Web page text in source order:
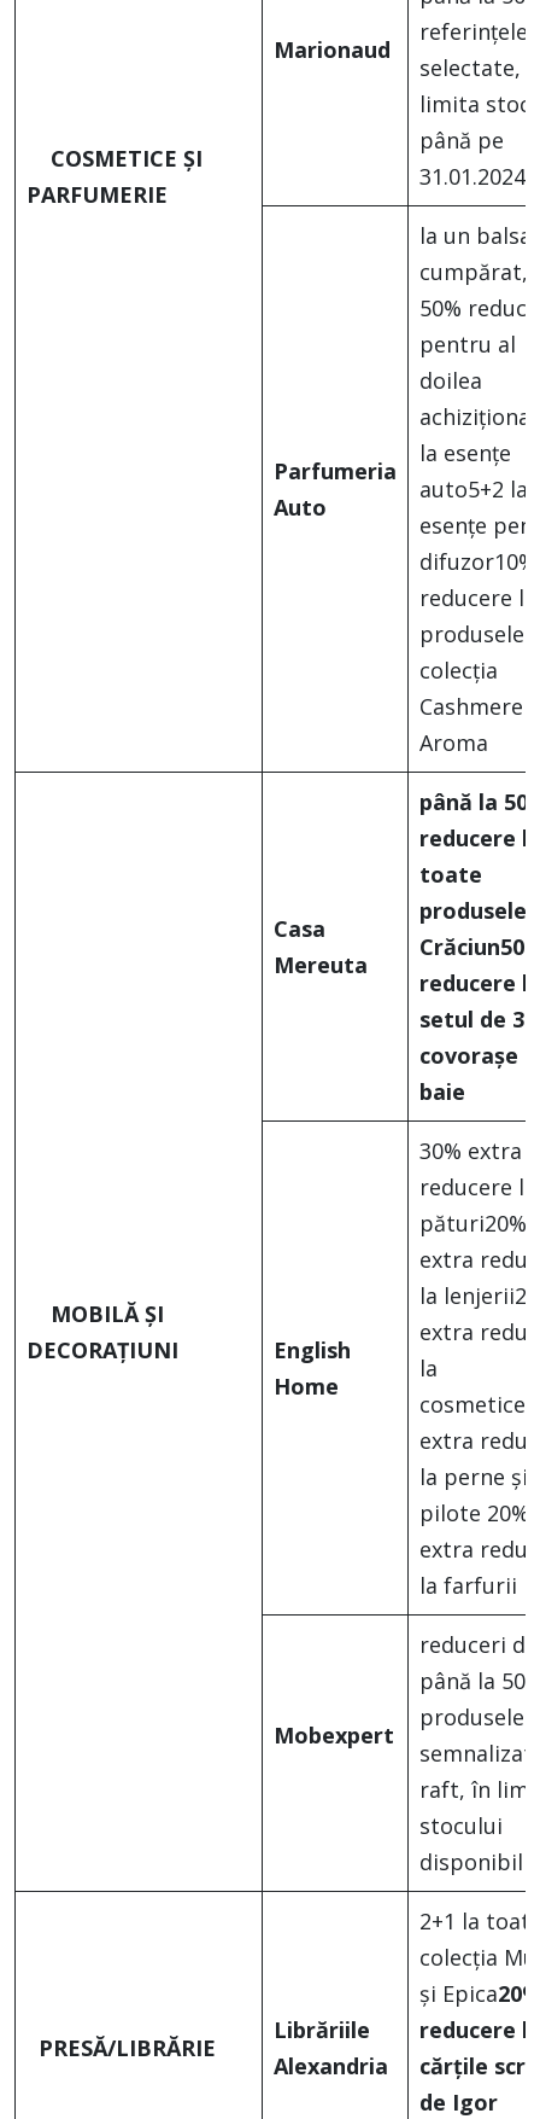
COSMETICE ȘI
PARFUMERIE
Marionaud
referințele
selectate,
limita
până pe
31.01.2024
Parfumeria
Auto
la un
cumpărat,
50%
pentru al
doilea
la esențe
auto5+2 la
esențe
difuzor10%
reducere la
produsele
colecția
Cashmere
Aroma
MOBILĂ ȘI
DECORAȚIUNI
Casa
Mereuta
până la
reducere la
toate
produsele
Crăciun
reducere la
setul de 3
covorașe
baie
English
Home
30% extra
reducere la
pături20%
extra
la
extra
la
extra
la perne și
pilote 20%
extra
la farfurii
Mobexpert
reduceri de
până la
produsele
raft, în
stocului
disponibil
PRESĂ/LIBRĂRIE
Librăriile
Alexandria
2+1 la
colecția
și Epica
reducere la
cărțile
de Igor